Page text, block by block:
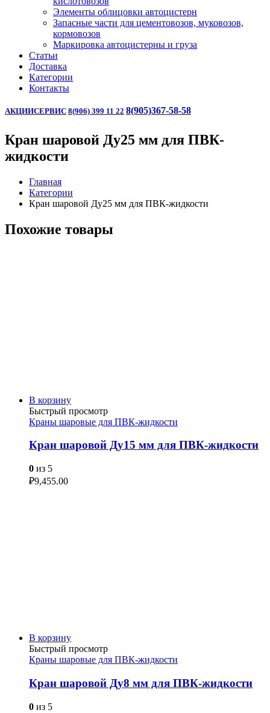
Элементы облицовки автоцистерн
Запасные части для цементовозов, муковозов,
кормовозов
Маркировка автоцистерны и груза
Статьи
Доставка
Категории
Контакты
АКЦИИСЕРВИС 8(906) 399 11 22 8(905)367-58-58
Кран шаровой Ду25 мм для ПВК-
жидкости
Главная
Категории
Кран шаровой Ду25 мм для ПВК-жидкости
Похожие товары
В корзину
Быстрый просмотр
Краны шаровые для ПВК-жидкости
Кран шаровой Ду15 мм для ПВК-жидкости
0 из 5
₽9,455.00
В корзину
Быстрый просмотр
Краны шаровые для ПВК-жидкости
Кран шаровой Ду8 мм для ПВК-жидкости
0 из 5